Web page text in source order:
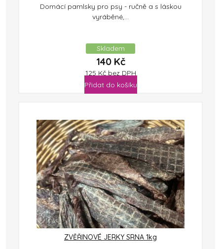
Domácí pamlsky pro psy - ručně a s láskou
vyráběné,...
Skladem
140 Kč
125 Kč bez DPH
Přidat do košíku
ZVĚŘINOVÉ JERKY SRNA 1kg